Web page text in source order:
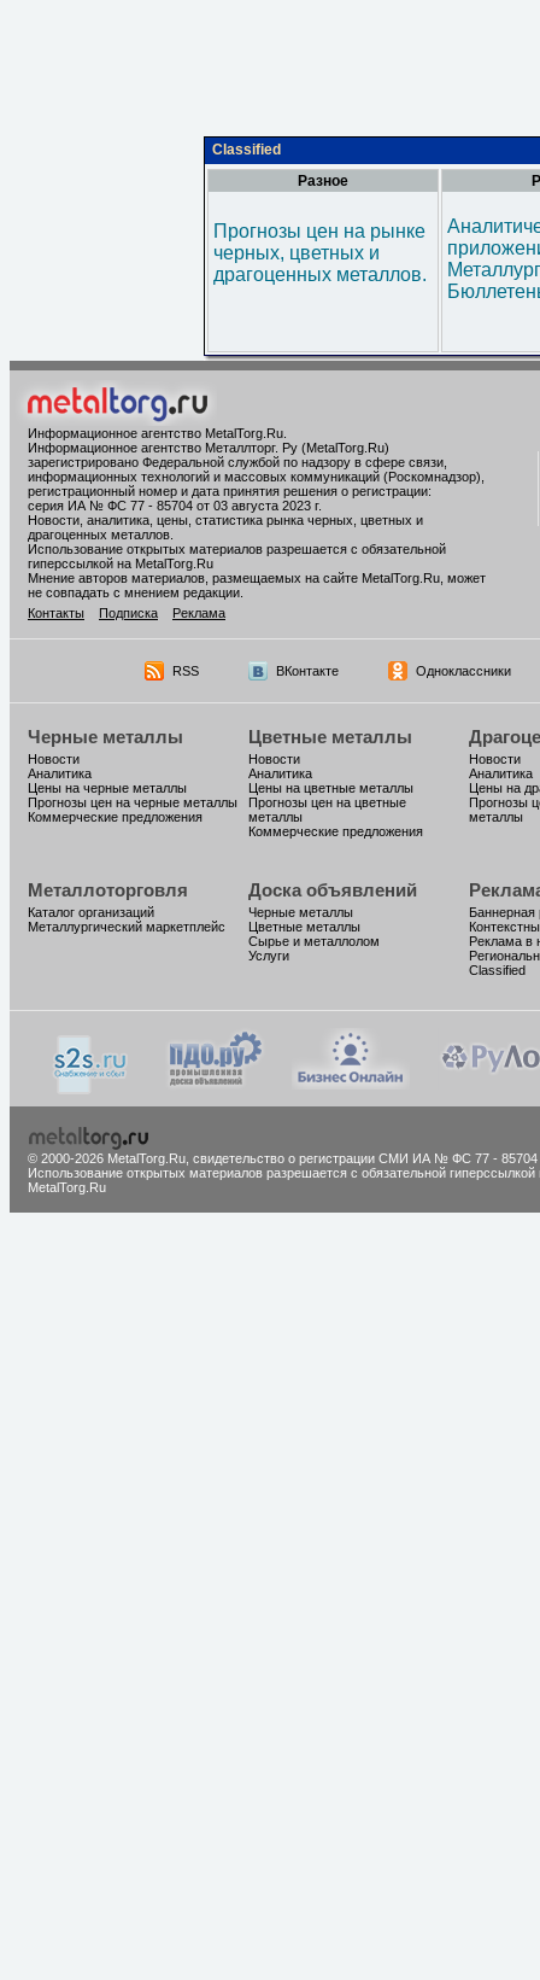
Classified
Разное
Прогнозы цен на рынке
черных, цветных и
драгоценных металлов.
Информационное агентство MetalTorg.Ru
Информационное агентство Металлторг. Ру (MetalTorg.Ru)
зарегистрировано Федеральной службой по надзору в сфере связи,
информационных технологий и массовых коммуникаций (Роскомнадзор),
регистрационный номер и дата принятия решения о регистрации:
серия ИА № ФС 77 - 85704 от 03 августа 2023 г.
Новости, аналитика, цены, статистика рынка черных, цветных и
драгоценных металлов.
Использование открытых материалов разрешается с обязательной
гиперссылкой на MetalTorg.Ru
Мнение авторов материалов, размещаемых на сайте MetalTorg.Ru, может
не совпадать с мнением редакции.
Контакты
Подписка Реклама
RSS ВКонтакте Одноклассники
Черные металлы
Новости
Аналитика
Цены на черные металлы
Прогнозы цен на черные металлы
Коммерческие предложения
Цветные металлы
Новости
Аналитика
Цены на цветные металлы
Прогнозы цен на цветные
металлы
Коммерческие предложения
Новости
Аналитика
Цены на
Прогнозы
металлы
Металлоторговля
Каталог организаций
Металлургический маркетплейс
Доска объявлений
Черные металлы
Цветные металлы
Сырье и металлолом
Услуги
Баннерная
Реклама в
Classified
© 2000-2026 MetalTorg.Ru, cвидетельство о регистрации СМИ ИА № ФС 77 - 85704
Использование открытых материалов разрешается с обязательной гиперссылкой
MetalTorg.Ru